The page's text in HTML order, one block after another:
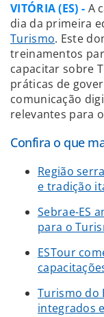
VITÓRIA (ES) - A
dia da primeira
Turismo. Este
treinamentos
capacitar sobre
práticas de
comunicação
relevantes para
Confira o que
Região
e tradição
Sebrae-ES
para o
ESTour
Turismo do
integrados